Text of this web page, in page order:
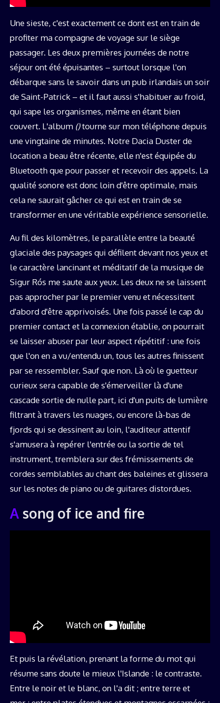
Une sieste, c'est exactement ce dont est en train de
profiter ma compagne de voyage sur le siège
passager. Les deux premières journées de notre
séjour ont été épuisantes – surtout lorsque l'on
débarque sans le savoir dans un pub irlandais un soir
de Saint-Patrick – et il faut aussi s'habituer au froid,
qui sape les organismes, même en étant bien
couvert. L'album ()tourne sur mon téléphone depuis
une vingtaine de minutes. Notre Dacia Duster de
location a beau être récente, elle n'est équipée du
Bluetooth que pour passer et recevoir des appels. La
qualité sonore est donc loin d'être optimale, mais
cela ne saurait gâcher ce qui est en train de se
transformer en une véritable expérience sensorielle.
Au fil des kilomètres, le parallèle entre la beauté
glaciale des paysages qui défilent devant nos yeux et
le caractère lancinant et méditatif de la musique de
Sigur Rós me saute aux yeux. Les deux ne se laissent
pas approcher par le premier venu et nécessitent
d'abord d'être apprivoisés. Une fois passé le cap du
premier contact et la connexion établie, on pourrait
se laisser abuser par leur aspect répétitif : une fois
que l'on en a vu/entendu un, tous les autres finissent
par se ressembler. Sauf que non. Là où le guetteur
curieux sera capable de s'émerveiller là d'une
cascade sortie de nulle part, ici d'un puits de lumière
filtrant à travers les nuages, ou encore là-bas de
fjords qui se dessinent au loin, l'auditeur attentif
s'amusera à repérer l'entrée ou la sortie de tel
instrument, tremblera sur des frémissements de
cordes semblables au chant des baleines et glissera
sur les notes de piano ou de guitares distordues.
A song of ice and fire
Et puis la révélation, prenant la forme du mot qui
résume sans doute le mieux l'Islande : le contraste.
Entre le noir et le blanc, on l'a dit ; entre terre et